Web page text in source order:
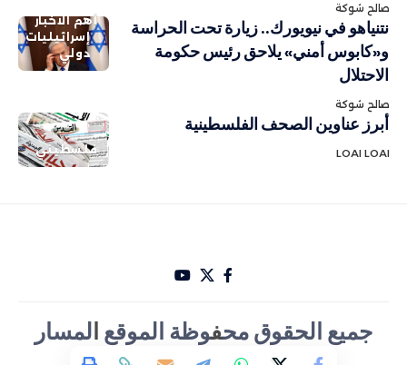
صالح شوكة
أهم الاخبار
إسرائيليات
دولي
نتنياهو في نيويورك.. زيارة تحت الحراسة
و«كابوس أمني» يلاحق رئيس حكومة
الاحتلال
صالح شوكة
فلسطيني
أبرز عناوين الصحف الفلسطينية
LOAI LOAI
جميع الحقوق محفوظة الموقع المسار